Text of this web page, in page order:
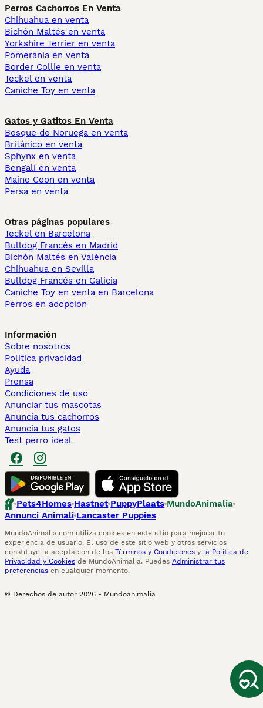
Perros Cachorros En Venta
Chihuahua en venta
Bichón Maltés en venta
Yorkshire Terrier en venta
Pomerania en venta
Border Collie en venta
Teckel en venta
Caniche Toy en venta
Gatos y Gatitos En Venta
Bosque de Noruega en venta
Británico en venta
Sphynx en venta
Bengalí en venta
Maine Coon en venta
Persa en venta
Otras páginas populares
Teckel en Barcelona
Bulldog Francés en Madrid
Bichón Maltés en València
Chihuahua en Sevilla
Bulldog Francés en Galicia
Caniche Toy en venta en Barcelona
Perros en adopcion
Información
Sobre nosotros
Politica privacidad
Ayuda
Prensa
Condiciones de uso
Anunciar tus mascotas
Anuncia tus cachorros
Anuncia tus gatos
Test perro ideal
Pets4Homes Hastnet PuppyPlaats MundoAnimalia
Annunci Animali Lancaster Puppies
MundoAnimalia.com utiliza cookies en este sitio para mejorar tu
experiencia de usuario. El uso de este sitio web y otros servicios
constituye la aceptación de los Términos y Condiciones y la Política de
Privacidad y Cookies de MundoAnimalia. Puedes Administrar tus
preferencias en cualquier momento.
© Derechos de autor 2026 - Mundoanimalia